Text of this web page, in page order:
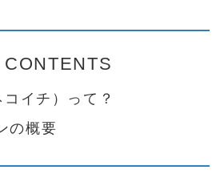
CONTENTS
イチ）って？
の概要